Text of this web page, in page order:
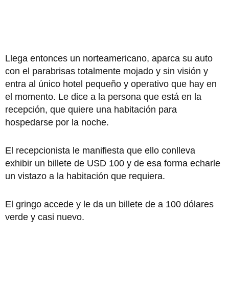
Llega entonces un norteamericano, aparca su auto
con el parabrisas totalmente mojado y sin visión y
entra al único hotel pequeño y operativo que hay en
el momento. Le dice a la persona que está en la
recepción, que quiere una habitación para
hospedarse por la noche.
El recepcionista le manifiesta que ello conlleva
exhibir un billete de USD 100 y de esa forma echarle
un vistazo a la habitación que requiera.
El gringo accede y le da un billete de a 100 dólares
verde y casi nuevo.